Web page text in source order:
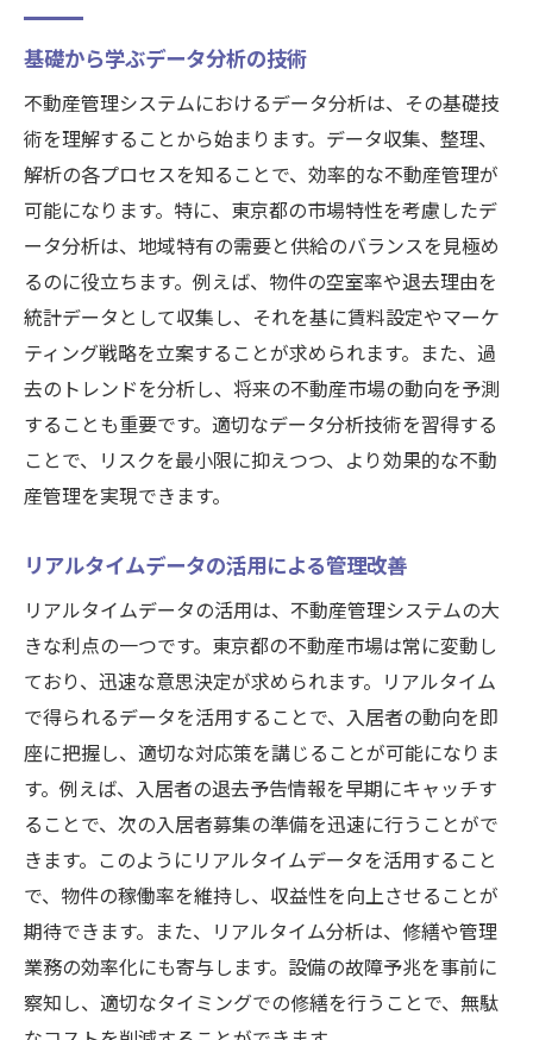
基礎から学ぶデータ分析の技術
不動産管理システムにおけるデータ分析は、その基礎技
術を理解することから始まります。データ収集、整理、
解析の各プロセスを知ることで、効率的な不動産管理が
可能になります。特に、東京都の市場特性を考慮したデ
ータ分析は、地域特有の需要と供給のバランスを見極め
るのに役立ちます。例えば、物件の空室率や退去理由を
統計データとして収集し、それを基に賃料設定やマーケ
ティング戦略を立案することが求められます。また、過
去のトレンドを分析し、将来の不動産市場の動向を予測
することも重要です。適切なデータ分析技術を習得する
ことで、リスクを最小限に抑えつつ、より効果的な不動
産管理を実現できます。
リアルタイムデータの活用による管理改善
リアルタイムデータの活用は、不動産管理システムの大
きな利点の一つです。東京都の不動産市場は常に変動し
ており、迅速な意思決定が求められます。リアルタイム
で得られるデータを活用することで、入居者の動向を即
座に把握し、適切な対応策を講じることが可能になりま
す。例えば、入居者の退去予告情報を早期にキャッチす
ることで、次の入居者募集の準備を迅速に行うことがで
きます。このようにリアルタイムデータを活用すること
で、物件の稼働率を維持し、収益性を向上させることが
期待できます。また、リアルタイム分析は、修繕や管理
業務の効率化にも寄与します。設備の故障予兆を事前に
察知し、適切なタイミングでの修繕を行うことで、無駄